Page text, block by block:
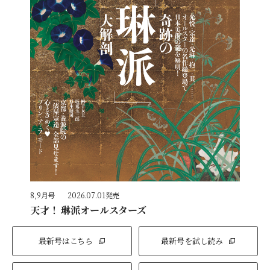
8,9月号 2026.07.01発売
天才！ 琳派オールスターズ
最新号はこちら 最新号を試し読み